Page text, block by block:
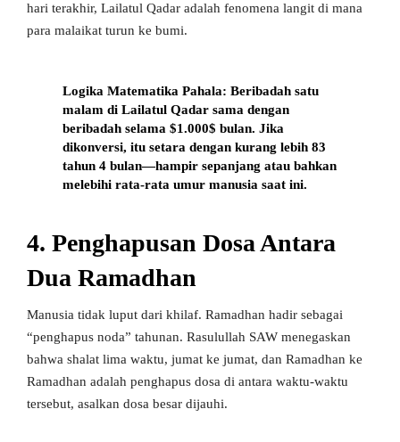
hari terakhir, Lailatul Qadar adalah fenomena langit di mana
para malaikat turun ke bumi.
Logika Matematika Pahala: Beribadah satu
malam di Lailatul Qadar sama dengan
beribadah selama $1.000$ bulan. Jika
dikonversi, itu setara dengan kurang lebih 83
tahun 4 bulan—hampir sepanjang atau bahkan
melebihi rata-rata umur manusia saat ini.
4. Penghapusan Dosa Antara
Dua Ramadhan
Manusia tidak luput dari khilaf. Ramadhan hadir sebagai
“penghapus noda” tahunan. Rasulullah SAW menegaskan
bahwa shalat lima waktu, jumat ke jumat, dan Ramadhan ke
Ramadhan adalah penghapus dosa di antara waktu-waktu
tersebut, asalkan dosa besar dijauhi.